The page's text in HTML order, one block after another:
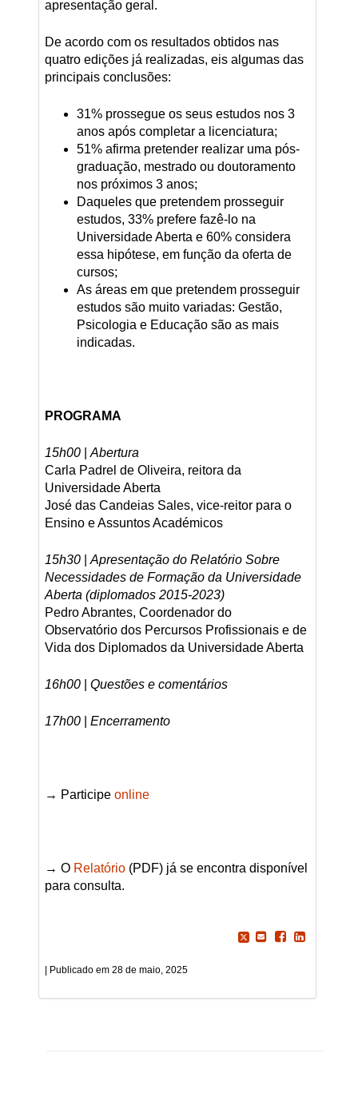
apresentação geral.
De acordo com os resultados obtidos nas
quatro edições já realizadas, eis algumas das
principais conclusões:
31% prossegue os seus estudos nos 3
anos após completar a licenciatura;
51% afirma pretender realizar uma pós-
graduação, mestrado ou doutoramento
nos próximos 3 anos;
Daqueles que pretendem prosseguir
estudos, 33% prefere fazê-lo na
Universidade Aberta e 60% considera
essa hipótese, em função da oferta de
cursos;
As áreas em que pretendem prosseguir
estudos são muito variadas: Gestão,
Psicologia e Educação são as mais
indicadas.
PROGRAMA
15h00| Abertura
Carla Padrel de Oliveira, reitora da
Universidade Aberta
José das Candeias Sales, vice-reitor para o
Ensino e Assuntos Académicos
15h30| Apresentação do Relatório Sobre
Necessidades de Formação da Universidade
Aberta (diplomados 2015-2023)
Pedro Abrantes, Coordenador do
Observatório dos Percursos Profissionais e de
Vida dos Diplomados da Universidade Aberta
16h00| Questões e comentários
17h00| Encerramento
→ Participe online
→ O Relatório(PDF) já se encontra disponível
para consulta.
28 de maio, 2025